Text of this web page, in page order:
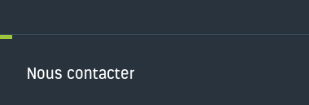
Nous contacter